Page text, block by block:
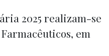
2025 realizam-se
em